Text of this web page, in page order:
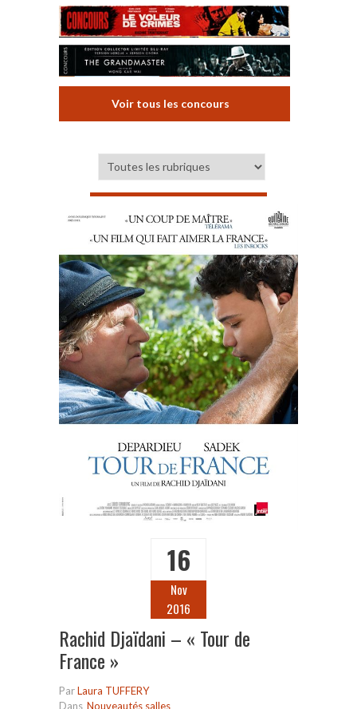
Voir tous les concours
16
Nov
2016
Rachid Djaïdani – « Tour de
France »
ParLaura TUFFERY
Dans Nouveautés salles